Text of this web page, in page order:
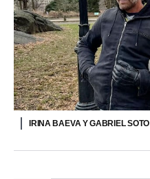
IRINA BAEVA Y GABRIEL SOTO